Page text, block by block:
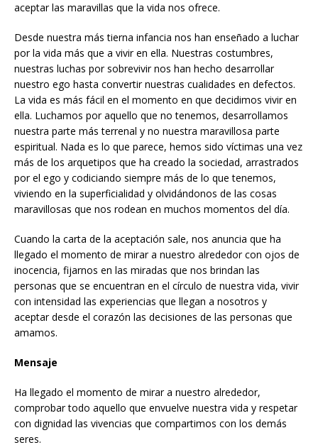
aceptar las maravillas que la vida nos ofrece.
Desde nuestra más tierna infancia nos han enseñado a luchar
por la vida más que a vivir en ella. Nuestras costumbres,
nuestras luchas por sobrevivir nos han hecho desarrollar
nuestro ego hasta convertir nuestras cualidades en defectos.
La vida es más fácil en el momento en que decidimos vivir en
ella. Luchamos por aquello que no tenemos, desarrollamos
nuestra parte más terrenal y no nuestra maravillosa parte
espiritual. Nada es lo que parece, hemos sido víctimas una vez
más de los arquetipos que ha creado la sociedad, arrastrados
por el ego y codiciando siempre más de lo que tenemos,
viviendo en la superficialidad y olvidándonos de las cosas
maravillosas que nos rodean en muchos momentos del día.
Cuando la carta de la aceptación sale, nos anuncia que ha
llegado el momento de mirar a nuestro alrededor con ojos de
inocencia, fijarnos en las miradas que nos brindan las
personas que se encuentran en el círculo de nuestra vida, vivir
con intensidad las experiencias que llegan a nosotros y
aceptar desde el corazón las decisiones de las personas que
amamos.
Mensaje
Ha llegado el momento de mirar a nuestro alrededor,
comprobar todo aquello que envuelve nuestra vida y respetar
con dignidad las vivencias que compartimos con los demás
seres.